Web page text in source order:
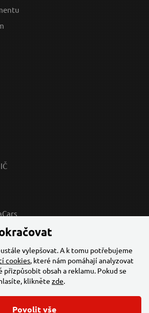
vylepšovat. A k tomu potřebujeme
cookies, které nám pomáhají analyzovat
přizpůsobit obsah a reklamu. Pokud se
klikněte zde.
Povolit vše